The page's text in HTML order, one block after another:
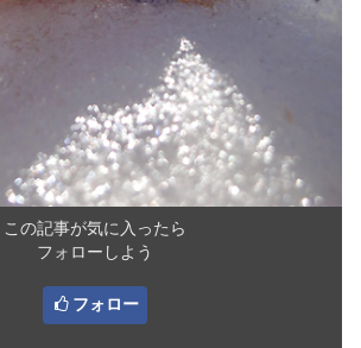
この記事が気に入ったら
フォローしよう
フォロー